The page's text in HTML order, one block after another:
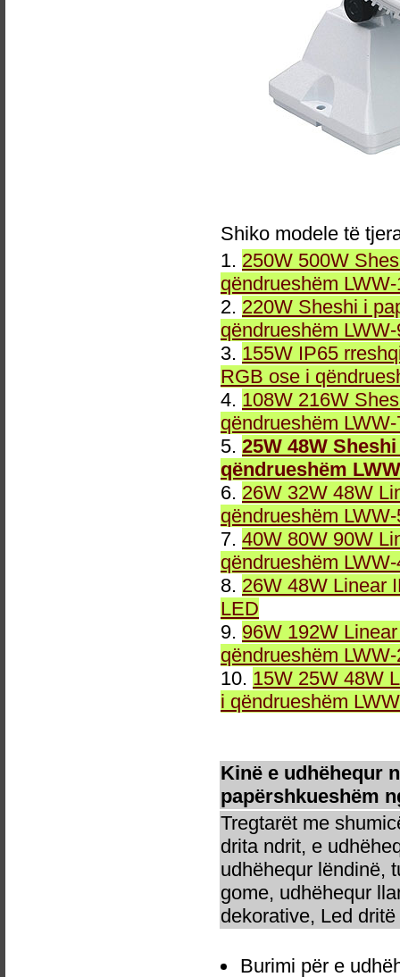
Shiko modele të
1. 250W 500W
qëndrueshëm
2. 220W Sheshi i
qëndrueshëm
3. 155W IP65
RGB ose i
4. 108W 216W
qëndrueshëm
5. 25W 48W
qëndrueshëm
6. 26W 32W 48W
qëndrueshëm
7. 40W 80W 90W
qëndrueshëm
8. 26W 48W Linear
LED
9. 96W 192W
qëndrueshëm
10. 15W 25W 48W
i qëndrueshëm
Kinë e udhëhequr
papërshkueshëm
Tregtarët me
drita ndrit, e
udhëhequr lëndinë,
gome, udhëhequr
dekorative, Led
Burimi për e